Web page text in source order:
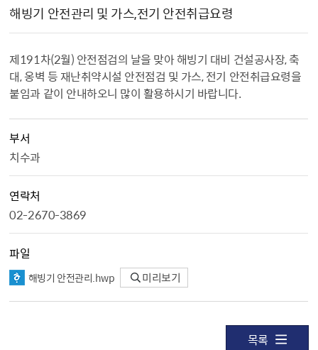
해빙기 안전관리 및 가스,전기 안전취급요령
제191차(2월) 안전점검의 날을 맞아 해빙기 대비 건설공사장, 축
대, 옹벽 등 재난취약시설 안전점검 및 가스, 전기 안전취급요령을
붙임과 같이 안내하오니 많이 활용하시기 바랍니다.
부서
치수과
연락처
02-2670-3869
파일
해빙기 안전관리.hwp 미리보기
목록